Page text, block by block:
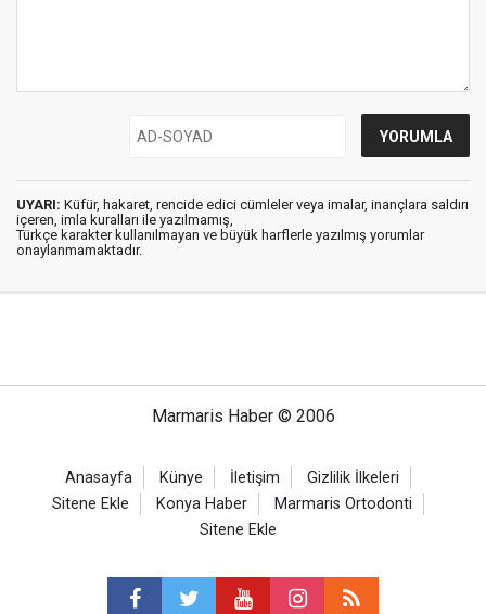
UYARI: Küfür, hakaret, rencide edici cümleler veya imalar, inançlara saldırı
içeren, imla kuralları ile yazılmamış,
Türkçe karakter kullanılmayan ve büyük harflerle yazılmış yorumlar
onaylanmamaktadır.
Marmaris Haber © 2006
Anasayfa Künye İletişim
Gizlilik İlkeleri
Sitene Ekle
Konya Haber
Marmaris Ortodonti
Sitene Ekle